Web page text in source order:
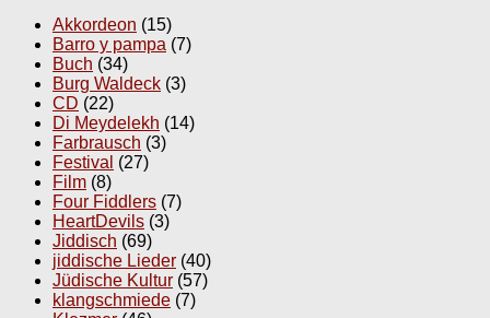
Akkordeon (15)
Barro y pampa (7)
Buch (34)
Burg Waldeck (3)
CD (22)
Di Meydelekh (14)
Farbrausch (3)
Festival (27)
Film (8)
Four Fiddlers (7)
HeartDevils (3)
Jiddisch (69)
jiddische Lieder (40)
Jüdische Kultur (57)
klangschmiede (7)